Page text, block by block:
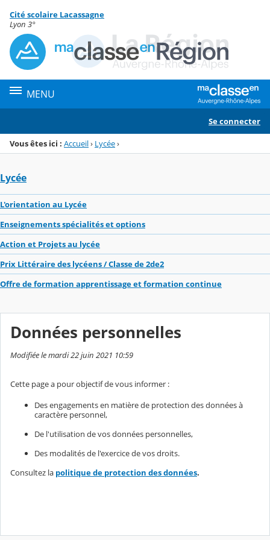
Menu de la rubrique
Contenu
Cité scolaire Lacassagne
Lyon 3°
MENU
Se connecter
Vous êtes ici : Accueil› Lycée›
Lycée
L'orientation au Lycée
Enseignements spécialités et options
Action et Projets au lycée
Prix Littéraire des lycéens / Classe de 2de2
Offre de formation apprentissage et formation continue
Données personnelles
Modifiée le mardi 22 juin 2021 10:59
Cette page a pour objectif de vous informer :
Des engagements en matière de protection des données à
caractère personnel,
De l'utilisation de vos données personnelles,
Des modalités de l'exercice de vos droits.
Consultez la politique de protection des données.